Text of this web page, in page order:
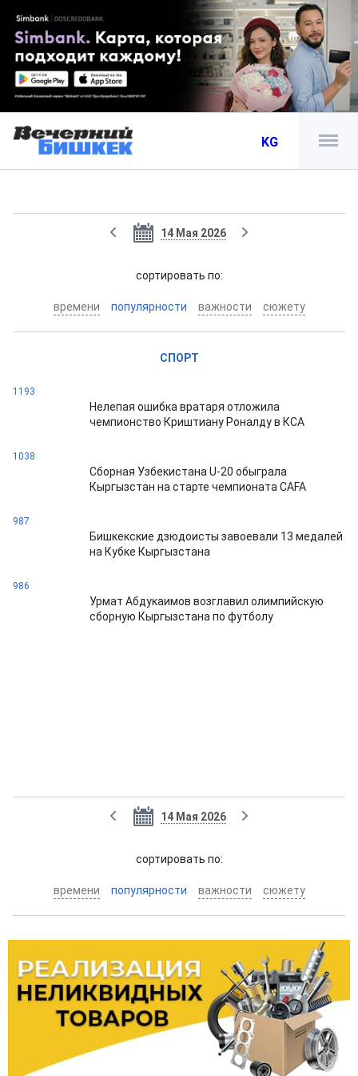
KG
14 Мая 2026
cортировать по:
времени популярности важности сюжету
СПОРТ
1193
Нелепая ошибка вратаря отложила
чемпионство Криштиану Роналду в КСА
1038
Сборная Узбекистана U-20 обыграла
Кыргызстан на старте чемпионата CAFA
987
Бишкекские дзюдоисты завоевали 13 медалей
на Кубке Кыргызстана
986
Урмат Абдукаимов возглавил олимпийскую
сборную Кыргызстана по футболу
14 Мая 2026
cортировать по:
времени популярности важности сюжету